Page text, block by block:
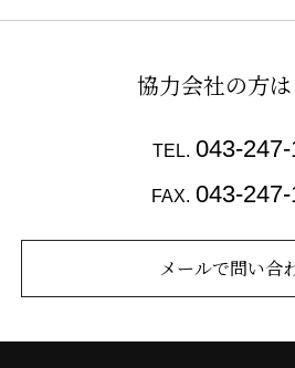
協力会社の方
TEL. 043-
FAX. 043-
メールで問い合